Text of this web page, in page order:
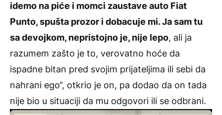
idemo na piće i momci zaustave auto Fiat
Punto, spušta prozor i dobacuje mi. Ja sam tu
sa devojkom, nepristojno je, nije lepo, ali ja
razumem zašto je to, verovatno hoće da
ispadne bitan pred svojim prijateljima ili sebi da
nahrani ego“, otkrio je on, pa dodao da on tada
nije bio u situaciji da mu odgovori ili se odbrani.